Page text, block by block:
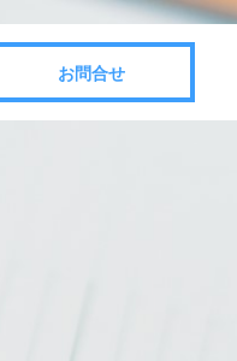
お問合せ